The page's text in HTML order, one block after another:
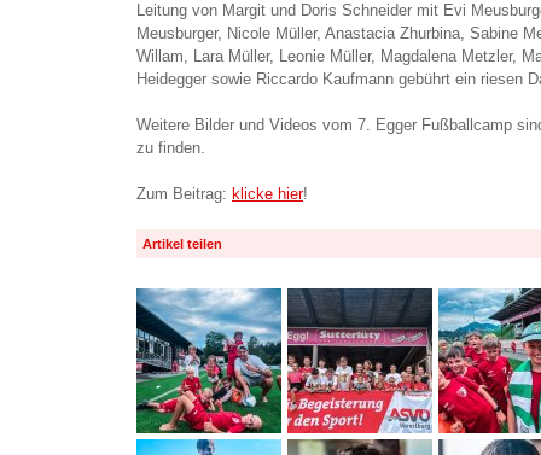
Leitung von Margit und Doris Schneider mit Evi
Meusburger, Nicole Müller, Anastacia Zhurbina, Sabine
Willam, Lara Müller, Leonie Müller, Magdalena Metzler,
Heidegger sowie Riccardo Kaufmann gebührt ein riesen
Weitere Bilder und Videos vom 7. Egger Fußballcamp
zu finden.
Zum Beitrag: klicke hier!
Artikel teilen